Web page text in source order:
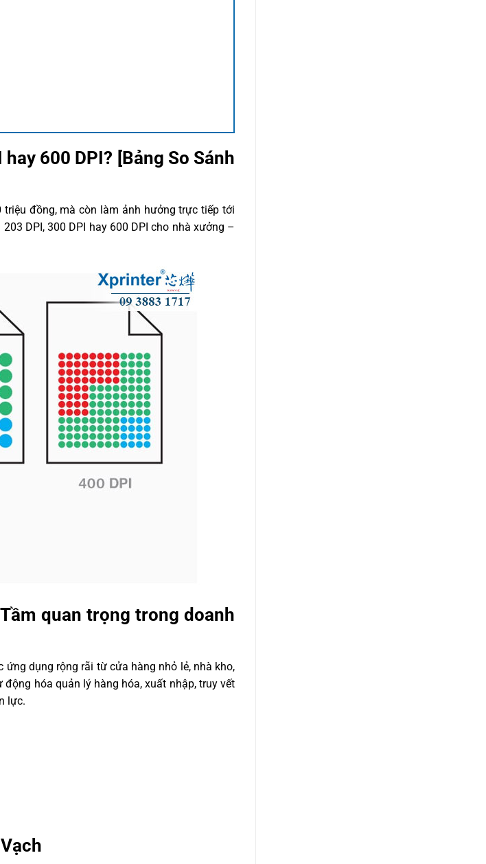
600 DPI? [Bảng So Sánh
triệu đồng, mà còn làm ảnh hưởng trực tiếp tới
DPI, 300 DPI hay 600 DPI cho nhà xưởng –
quan trọng trong doanh
dụng rộng rãi từ cửa hàng nhỏ lẻ, nhà kho,
hóa quản lý hàng hóa, xuất nhập, truy vết
lực.